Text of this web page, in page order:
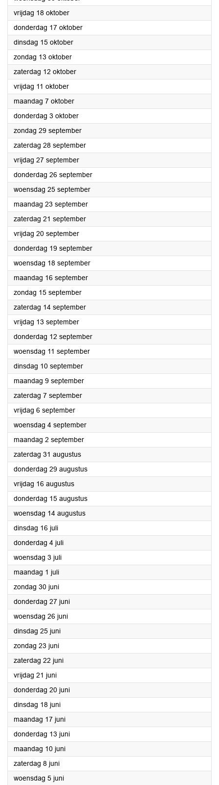
vrijdag 18 oktober2024
donderdag 17 oktober2024
dinsdag 15 oktober2024
zondag 13 oktober2024
zaterdag 12 oktober2024
vrijdag 11 oktober2024
maandag 7 oktober2024
donderdag 3 oktober2024
zondag 29 september2024
zaterdag 28 september2024
vrijdag 27 september2024
donderdag 26 september2024
woensdag 25 september2024
maandag 23 september2024
zaterdag 21 september2024
vrijdag 20 september2024
donderdag 19 september2024
woensdag 18 september2024
maandag 16 september2024
zondag 15 september2024
zaterdag 14 september2024
vrijdag 13 september2024
donderdag 12 september2024
woensdag 11 september2024
dinsdag 10 september2024
maandag 9 september2024
zaterdag 7 september2024
vrijdag 6 september2024
woensdag 4 september2024
maandag 2 september2024
zaterdag 31 augustus2024
donderdag 29 augustus2024
vrijdag 16 augustus2024
donderdag 15 augustus2024
woensdag 14 augustus2024
dinsdag 16 juli2024
donderdag 4 juli2024
woensdag 3 juli2024
maandag 1 juli2024
zondag 30 juni2024
donderdag 27 juni2024
woensdag 26 juni2024
dinsdag 25 juni2024
zondag 23 juni2024
zaterdag 22 juni2024
vrijdag 21 juni2024
donderdag 20 juni2024
dinsdag 18 juni2024
maandag 17 juni2024
donderdag 13 juni2024
maandag 10 juni2024
zaterdag 8 juni2024
woensdag 5 juni2024